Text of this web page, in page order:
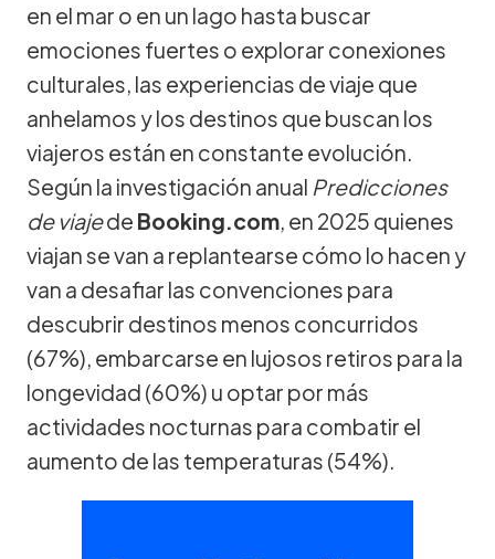
en el mar o en un lago hasta buscar
emociones fuertes o explorar conexiones
culturales, las experiencias de viaje que
anhelamos y los destinos que buscan los
viajeros están en constante evolución.
Según la investigación anual Predicciones
de viajede Booking.com, en 2025 quienes
viajan se van a replantearse cómo lo hacen y
van a desafiar las convenciones para
descubrir destinos menos concurridos
(67%), embarcarse en lujosos retiros para la
longevidad (60%) u optar por más
actividades nocturnas para combatir el
aumento de las temperaturas (54%).